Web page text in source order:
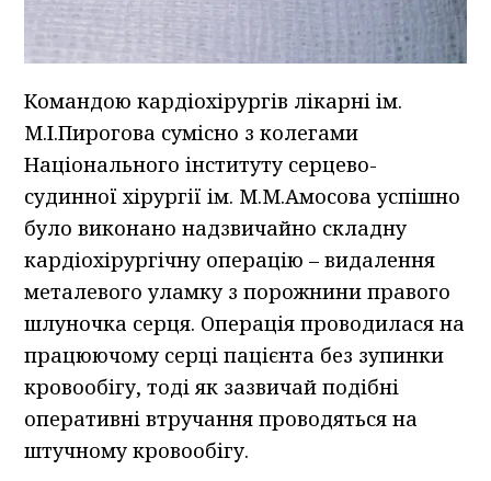
Командою кардіохірургів лікарні ім.
М.І.Пирогова сумісно з колегами
Національного інституту серцево-
судинної хірургії ім. М.М.Амосова успішно
було виконано надзвичайно складну
кардіохірургічну операцію – видалення
металевого уламку з порожнини правого
шлуночка серця. Операція проводилася на
працюючому серці пацієнта без зупинки
кровообігу, тоді як зазвичай подібні
оперативні втручання проводяться на
штучному кровообігу.